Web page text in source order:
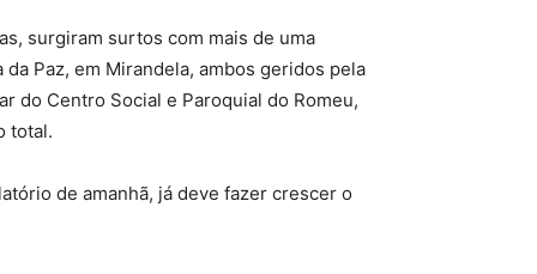
surgiram surtos com mais de uma
Paz, em Mirandela, ambos geridos pela
do Centro Social e Paroquial do Romeu,
total.
de amanhã, já deve fazer crescer o